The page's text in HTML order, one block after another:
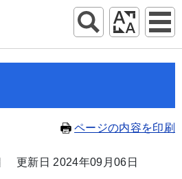
ページの内容を印刷
更新日 2024年09月06日